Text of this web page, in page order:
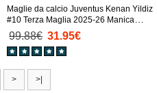
Maglie da calcio Juventus Kenan Yildiz
#10 Terza Maglia 2025-26 Manica
Corta
99.88€ 31.95€
> >|